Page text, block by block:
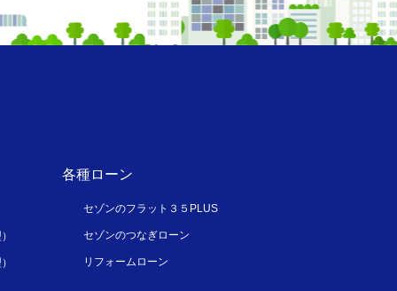
各種ローン
セゾンのフラット３５PLUS
セゾンのつなぎローン
リフォームローン